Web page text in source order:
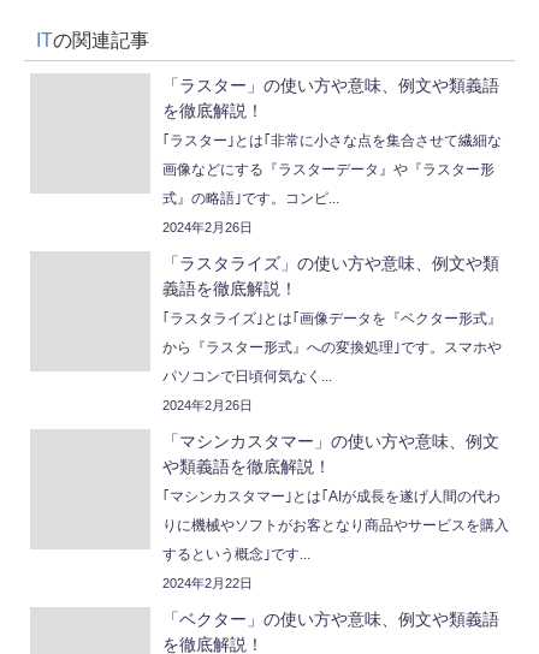
ITの関連記事
「ラスター」の使い方や意味、例文や類義語
を徹底解説！
｢ラスター｣とは｢非常に小さな点を集合させて繊細な
画像などにする『ラスターデータ』や『ラスター形
式』の略語｣です。コンピ...
2024年2月26日
「ラスタライズ」の使い方や意味、例文や類
義語を徹底解説！
｢ラスタライズ｣とは｢画像データを『ベクター形式』
から『ラスター形式』への変換処理｣です。スマホや
パソコンで日頃何気なく...
2024年2月26日
「マシンカスタマー」の使い方や意味、例文
や類義語を徹底解説！
｢マシンカスタマー｣とは｢AIが成長を遂げ人間の代わ
りに機械やソフトがお客となり商品やサービスを購入
するという概念｣です...
2024年2月22日
「ベクター」の使い方や意味、例文や類義語
を徹底解説！